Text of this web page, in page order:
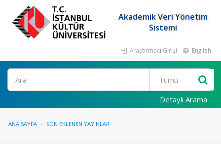
Akademik Veri Yönetim
Sistemi
Araştırmacı Girişi English
Ara
Detaylı Arama
ANA SAYFA SON EKLENEN YAYINLAR